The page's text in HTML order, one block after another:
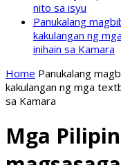
nito sa isyu
Panukalang
kakulangan ng
inihain sa Kamara
Home Panukalang
kakulangan ng mga
sa Kamara
Mga